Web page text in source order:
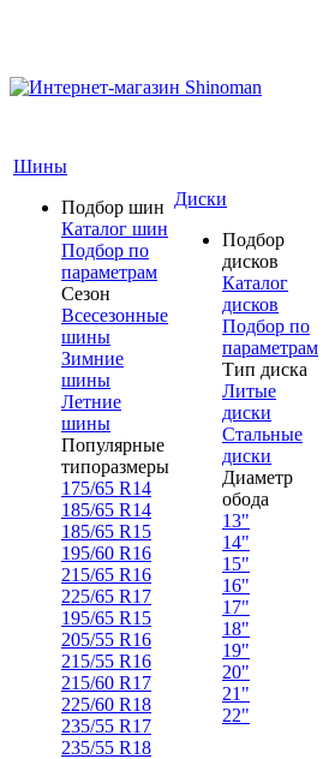
Шины
Подбор шин
Каталог шин
Подбор по
параметрам
Сезон
Всесезонные
шины
Зимние
шины
Летние
шины
Популярные
типоразмеры
175/65 R14
185/65 R14
185/65 R15
195/60 R16
215/65 R16
225/65 R17
195/65 R15
205/55 R16
215/55 R16
215/60 R17
225/60 R18
235/55 R17
235/55 R18
Диски
Подбор
дисков
Каталог
дисков
Подбор по
параметрам
Тип диска
Литые
диски
Стальные
диски
Диаметр
обода
13"
14"
15"
16"
17"
18"
19"
20"
21"
22"